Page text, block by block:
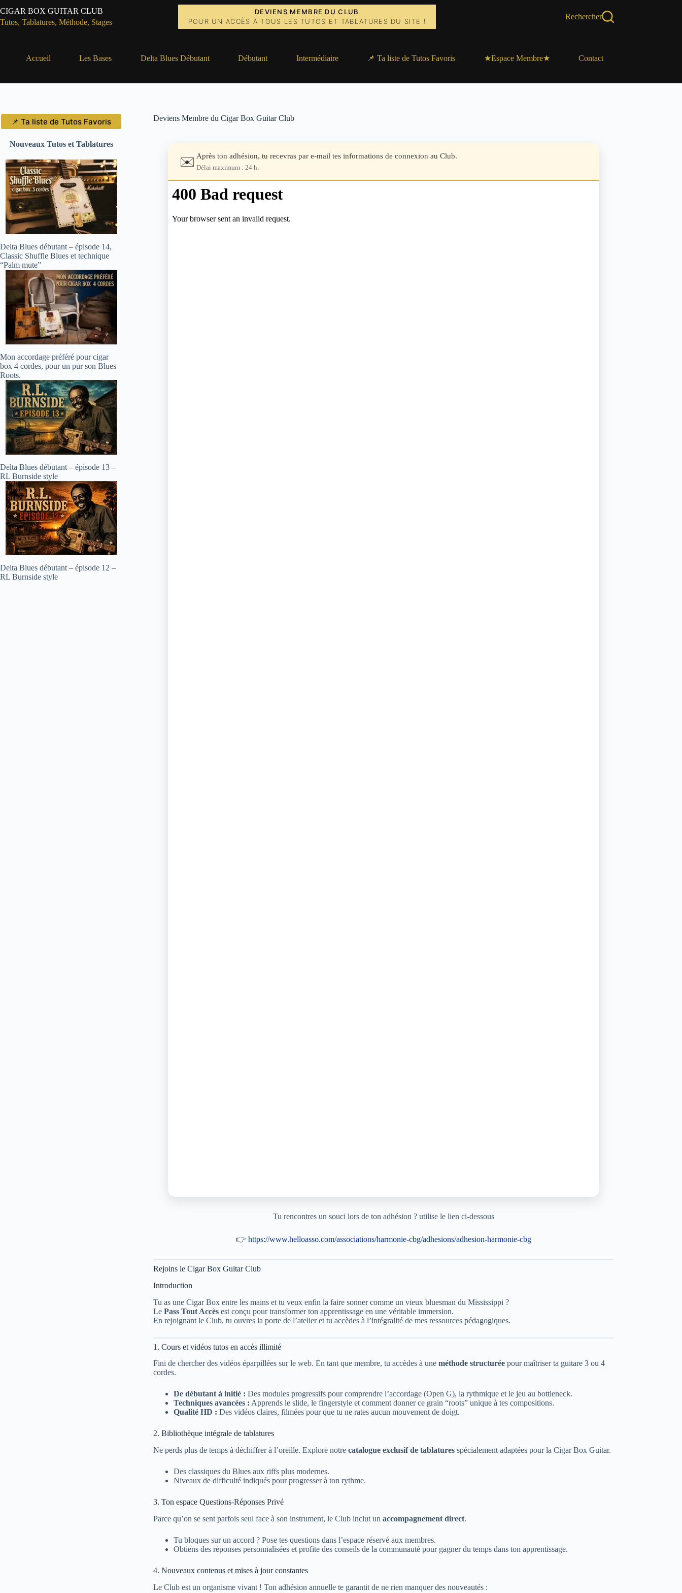
au
contenu
CIGAR BOX GUITAR CLUB
Tutos, Tablatures, Méthode, Stages
DEVIENS MEMBRE DU CLUB
POUR UN ACCÈS À TOUS LES TUTOS ET TABLATURES DU SITE !
Rechercher
Accueil Les Bases Delta Blues Débutant Débutant Intermédiaire 📌 Ta liste de Tutos Favoris ★Espace Membre★ Contact
Deviens Membre du Cigar Box Guitar Club
✉️ Après ton adhésion, tu recevras par e-mail tes informations de connexion au Club.
Délai maximum : 24 h.
Tu rencontres un souci lors de ton adhésion ? utilise le lien ci-dessous
👉 https://www.helloasso.com/associations/harmonie-cbg/adhesions/adhesion-harmonie-cbg
Rejoins le Cigar Box Guitar Club
Introduction
Tu as une Cigar Box entre les mains et tu veux enfin la faire sonner comme un vieux bluesman du Mississippi ?
LePass Tout Accès est conçu pour transformer ton apprentissage en une véritable immersion.
En rejoignant le Club, tu ouvres la porte de l’atelier et tu accèdes à l’intégralité de mes ressources pédagogiques.
1. Cours et vidéos tutos en accès illimité
Fini de chercher des vidéos éparpillées sur le web. En tant que membre, tu accèdes à uneméthode structurée pour maîtriser ta guitare 3 ou 4
cordes.
De débutant à initié : Des modules progressifs pour comprendre l’accordage (Open G), la rythmique et le jeu au bottleneck.
Techniques avancées : Apprends le slide, le fingerstyle et comment donner ce grain “roots” unique à tes compositions.
Qualité HD : Des vidéos claires, filmées pour que tu ne rates aucun mouvement de doigt.
2. Bibliothèque intégrale de tablatures
Ne perds plus de temps à déchiffrer à l’oreille. Explore notrecatalogue exclusif de tablatures spécialement adaptées pour la Cigar Box Guitar.
Des classiques du Blues aux riffs plus modernes.
Niveaux de difficulté indiqués pour progresser à ton rythme.
3. Ton espace Questions-Réponses Privé
Parce qu’on se sent parfois seul face à son instrument, le Club inclut unaccompagnement direct.
Tu bloques sur un accord ? Pose tes questions dans l’espace réservé aux membres.
Obtiens des réponses personnalisées et profite des conseils de la communauté pour gagner du temps dans ton apprentissage.
4. Nouveaux contenus et mises à jour constantes
Le Club est un organisme vivant ! Ton adhésion annuelle te garantit de ne rien manquer des nouveautés :
📌 Ta liste de Tutos Favoris
Nouveaux Tutos et Tablatures
Delta Blues débutant – épisode 14,
Classic Shuffle Blues et technique
“Palm mute”
Mon accordage préféré pour cigar
box 4 cordes, pour un pur son Blues
Roots.
Delta Blues débutant – épisode 13 –
RL Burnside style
Delta Blues débutant – épisode 12 –
RL Burnside style